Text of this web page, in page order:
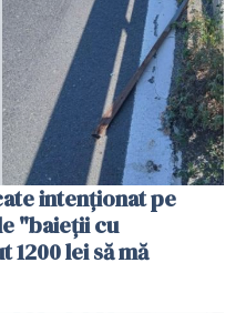
intenționat pe
"baieții cu
lei să mă